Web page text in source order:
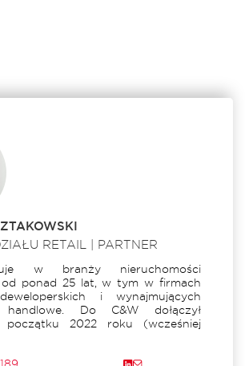
RETAIL | PARTNER
w branży nieruchomości
od ponad 25 lat, w tym w firmach
i wynajmujących
handlowe. Do C&W dołączył
początku 2022 roku (wcześniej